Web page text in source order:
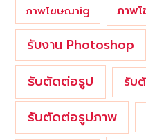
ภาพโฆษณาig ภาพ
รับงาน Photoshop
รับตัดต่อรูป
รับ
รับตัดต่อรูปภาพ